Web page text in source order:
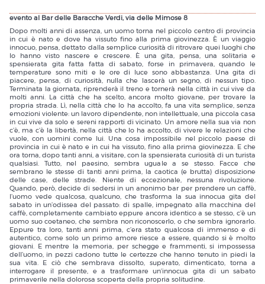
evento al Bar delle Baracche Verdi, via delle Mimose 8
Dopo molti anni di assenza, un uomo torna nel piccolo centro di provincia
in cui è nato e dove ha vissuto fino alla prima giovinezza. È un viaggio
innocuo, pensa, dettato dalla semplice curiosità di ritrovare quei luoghi che
lo hanno visto nascere e crescere. È una gita, pensa, una solitaria e
spensierata gita fatta fatta di sabato, forse in primavera, quando le
temperature sono miti e le ore di luce sono abbastanza. Una gita di
piacere, pensa, di curiosità, nulla che lascerà un segno, di nessun tipo.
Terminata la giornata, riprenderà il treno e tornerà nella città in cui vive da
molti anni. La città che ha scelto, ancora molto giovane, per trovare la
propria strada. Lì, nella città che lo ha accolto, fa una vita semplice, senza
emozioni violente: un lavoro dipendente, non intellettuale, una piccola casa
in cui vive da solo e sereni rapporti di vicinato. Un amore nella sua via non
c’è, ma c’è la libertà, nella città che lo ha accolto, di vivere le relazioni che
vuole, con uomini come lui. Una cosa impossibile nel piccolo paese di
provincia in cui è nato e in cui ha vissuto, fino alla prima giovinezza. E che
ora torna, dopo tanti anni, a visitare, con la spensierata curiosità di un turista
qualsiasi. Tutto, nel paesino, sembra uguale a se stesso. Facce che
sembrano le stesse di tanti anni prima, la caotica (e brutta) disposizione
delle case, delle strade. Niente di eccezionale, nessuna rivoluzione.
Quando, però, decide di sedersi in un anonimo bar per prendere un caffè,
l’uomo vede qualcosa, qualcuno, che trasforma la sua innocua gita del
sabato in un’odissea del passato: di spalle, impegnato alla macchina del
caffè, completamente cambiato eppure ancora identico a se stesso, c’è un
uomo suo coetaneo, che sembra non riconoscerlo, o che sembra ignorarlo.
Eppure tra loro, tanti anni prima, c’era stato qualcosa di immenso e di
autentico, come solo un primo amore riesce a essere, quando si è molto
giovani. E mentre la memoria, per schegge e frammenti, si impossessa
dell’uomo, in pezzi cadono tutte le certezze che hanno tenuto in piedi la
sua vita. E ciò che sembrava dissolto, superato, dimenticato, torna a
interrogare il presente, e a trasformare un’innocua gita di un sabato
primaverile nella dolorosa scoperta della propria solitudine.